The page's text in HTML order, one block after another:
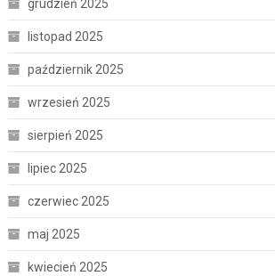
grudzień 2025
listopad 2025
październik 2025
wrzesień 2025
sierpień 2025
lipiec 2025
czerwiec 2025
maj 2025
kwiecień 2025